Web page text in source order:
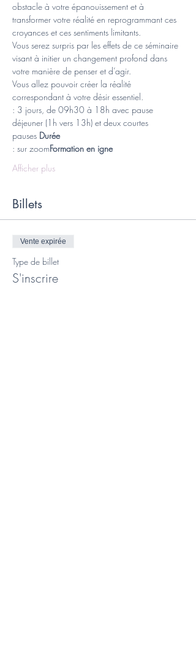
obstacle à votre épanouissement et à
transformer votre réalité en reprogrammant ces
croyances et ces sentiments limitants.
Vous serez surpris par les effets de ce séminaire
visant à initier un changement profond dans
votre manière de penser et d’agir.
Vous allez pouvoir créer la réalité
correspondant à votre désir essentiel.
: 3 jours, de 09h30 à 18h avec pause
déjeuner (1h vers 13h) et deux courtes
pauses Durée
: sur zoomFormation en igne
Afficher plus
Billets
Vente expirée
Type de billet
S'inscrire